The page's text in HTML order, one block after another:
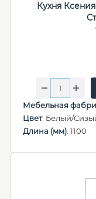
Кухня
Мебельная
Цвет: Белый/
Длина (мм): 1100